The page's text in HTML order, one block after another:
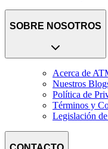
SOBRE NOSOTROS
Acerca de
Nuestros
Política de
Términos y
Legislación